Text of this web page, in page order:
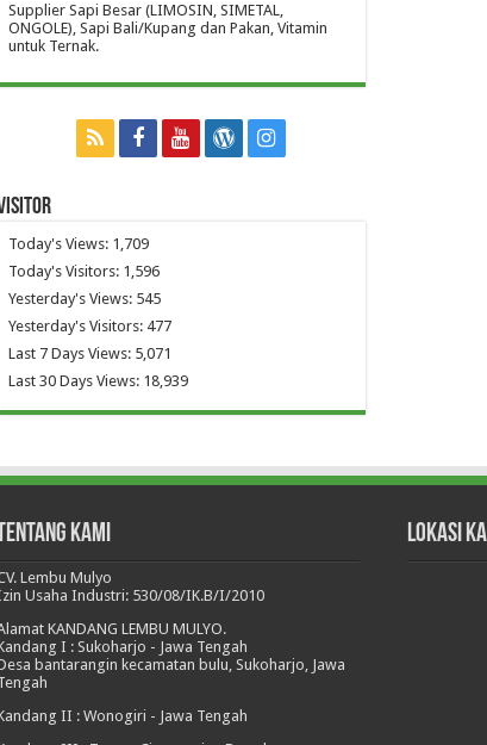
Supplier Sapi Besar (LIMOSIN, SIMETAL,
ONGOLE), Sapi Bali/Kupang dan Pakan, Vitamin
untuk Ternak.
Today's Views: 1,709
Today's Visitors: 1,596
Yesterday's Views: 545
Yesterday's Visitors: 477
Last 7 Days Views: 5,071
Last 30 Days Views: 18,939
Kami
Lembu Mulyo
Usaha Industri: 530/08/IK.B/I/2010
KANDANG LEMBU MULYO.
I : Sukoharjo - Jawa Tengah
bantarangin kecamatan bulu, Sukoharjo, Jawa
II : Wonogiri - Jawa Tengah
Lokasi